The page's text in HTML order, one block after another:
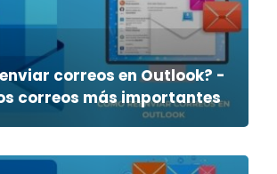
correos en Outlook? -
correos más importantes